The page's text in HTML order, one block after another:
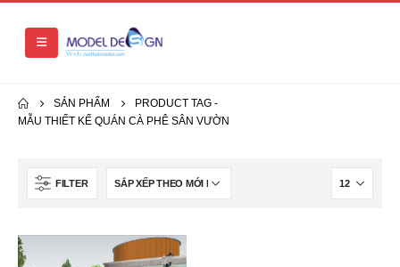
SẢN PHẨM
PRODUCT TAG -
MẪU THIẾT KẾ QUÁN CÀ PHÊ SÂN VƯỜN
FILTER